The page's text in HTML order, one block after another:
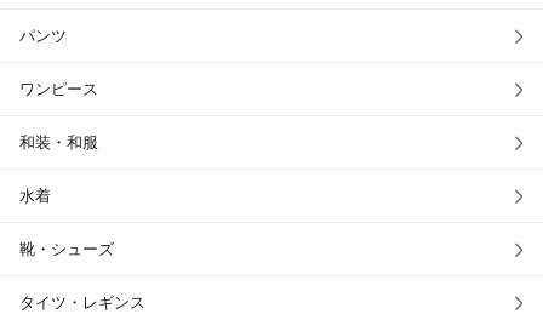
パンツ
ワンピース
和装・和服
水着
靴・シューズ
タイツ・レギンス